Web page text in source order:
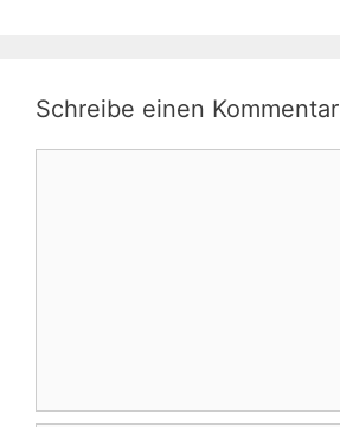
Schreibe einen Kommentar